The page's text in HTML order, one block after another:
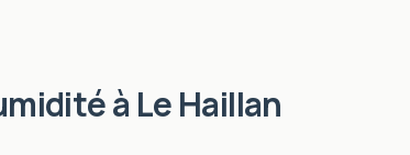
à Le Haillan